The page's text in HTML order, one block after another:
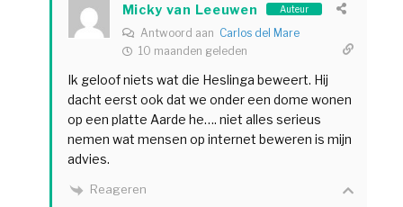
Micky van Leeuwen Auteur
Antwoord aan Carlos del Mare
10 maanden geleden
Ik geloof niets wat die Heslinga beweert. Hij
dacht eerst ook dat we onder een dome wonen
op een platte Aarde he…. niet alles serieus
nemen wat mensen op internet beweren is mijn
advies.
Reageren